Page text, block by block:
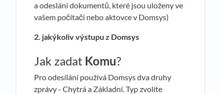
a odeslání dokumentů, které jsou uloženy ve
vašem počítači nebo aktovce v Domsys)
2. jakýkoliv výstupu z Domsys
Jak zadat Komu?
Pro odesílání používá Domsys dva druhy
zprávy - Chytrá a Základní. Typ zvolíte